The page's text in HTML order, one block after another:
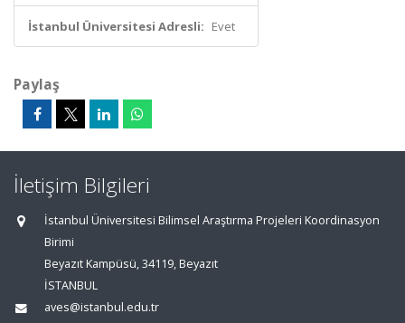
İstanbul Üniversitesi Adresli: Evet
Paylaş
İletişim Bilgileri
İstanbul Üniversitesi Bilimsel Araştırma Projeleri Koordinasyon
Birimi
Beyazıt Kampüsü, 34119, Beyazıt
İSTANBUL
aves@istanbul.edu.tr